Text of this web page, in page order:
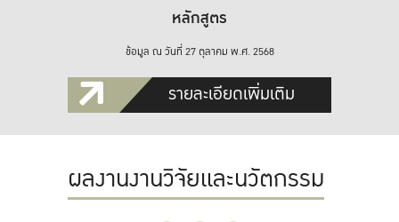
หลักสูตร
ข้อมูล ณ วันที่ 27 ตุลาคม พ.ศ. 2568
รายละเอียดเพิ่มเติม
ผลงานงานวิจัยและนวัตกรรม